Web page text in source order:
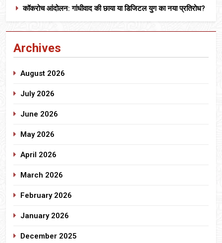
कॉकरोच आंदोलन: गांधीवाद की छाया या डिजिटल युग का नया प्रतिरोध?
Archives
August 2026
July 2026
June 2026
May 2026
April 2026
March 2026
February 2026
January 2026
December 2025